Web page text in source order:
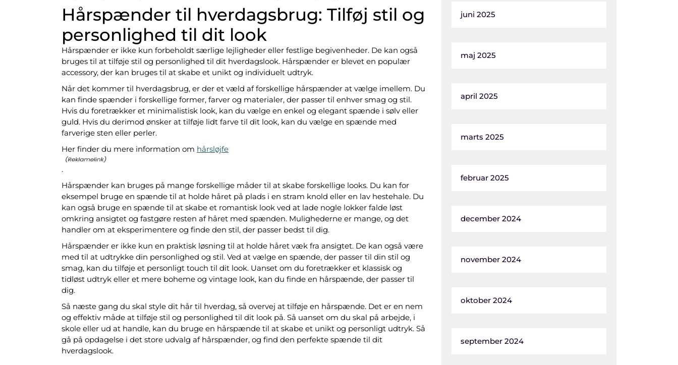
Hårspænder til hverdagsbrug: Tilføj stil og
personlighed til dit look
Hårspænder er ikke kun forbeholdt særlige lejligheder eller festlige begivenheder. De kan også
bruges til at tilføje stil og personlighed til dit hverdagslook. Hårspænder er blevet en populær
accessory, der kan bruges til at skabe et unikt og individuelt udtryk.
Når det kommer til hverdagsbrug, er der et væld af forskellige hårspænder at vælge imellem. Du
kan finde spænder i forskellige former, farver og materialer, der passer til enhver smag og stil.
Hvis du foretrækker et minimalistisk look, kan du vælge en enkel og elegant spænde i sølv eller
guld. Hvis du derimod ønsker at tilføje lidt farve til dit look, kan du vælge en spænde med
farverige sten eller perler.
Her finder du mere information om hårsløjfe
.
Hårspænder kan bruges på mange forskellige måder til at skabe forskellige looks. Du kan for
eksempel bruge en spænde til at holde håret på plads i en stram knold eller en lav hestehale. Du
kan også bruge en spænde til at skabe et romantisk look ved at lade nogle lokker falde løst
omkring ansigtet og fastgøre resten af håret med spænden. Mulighederne er mange, og det
handler om at eksperimentere og finde den stil, der passer bedst til dig.
Hårspænder er ikke kun en praktisk løsning til at holde håret væk fra ansigtet. De kan også være
med til at udtrykke din personlighed og stil. Ved at vælge en spænde, der passer til din stil og
smag, kan du tilføje et personligt touch til dit look. Uanset om du foretrækker et klassisk og
tidløst udtryk eller et mere boheme og vintage look, kan du finde en hårspænde, der passer til
dig.
Så næste gang du skal style dit hår til hverdag, så overvej at tilføje en hårspænde. Det er en nem
og effektiv måde at tilføje stil og personlighed til dit look på. Så uanset om du skal på arbejde, i
skole eller ud at handle, kan du bruge en hårspænde til at skabe et unikt og personligt udtryk. Så
gå på opdagelse i det store udvalg af hårspænder, og find den perfekte spænde til dit
hverdagslook.
juni 2025
maj 2025
april 2025
marts 2025
februar 2025
december 2024
november 2024
oktober 2024
september 2024